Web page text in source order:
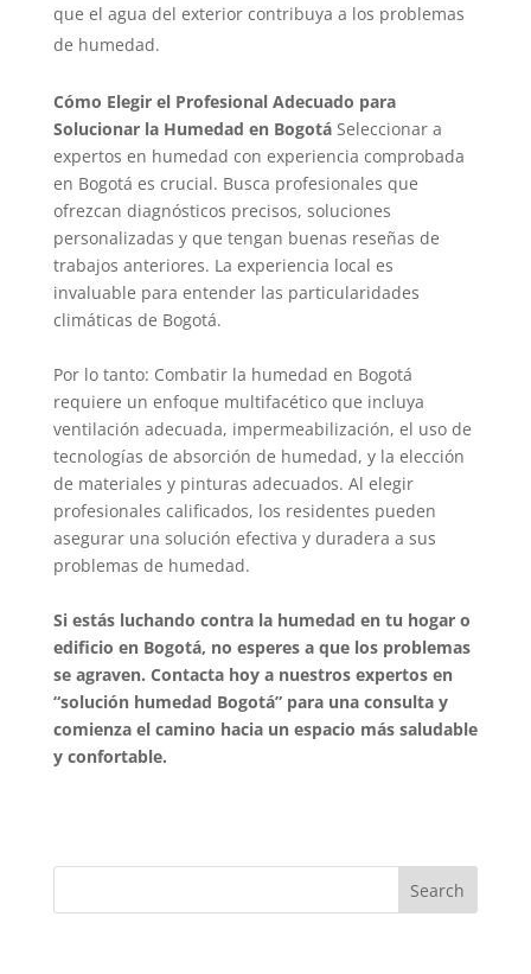
que el agua del exterior contribuya a los problemas
de humedad.
Cómo Elegir el Profesional Adecuado para
Solucionar la Humedad en BogotáSeleccionar a
expertos en humedad con experiencia comprobada
en Bogotá es crucial. Busca profesionales que
ofrezcan diagnósticos precisos, soluciones
personalizadas y que tengan buenas reseñas de
trabajos anteriores. La experiencia local es
invaluable para entender las particularidades
climáticas de Bogotá.
Por lo tanto: Combatir la humedad en Bogotá
requiere un enfoque multifacético que incluya
ventilación adecuada, impermeabilización, el uso de
tecnologías de absorción de humedad, y la elección
de materiales y pinturas adecuados. Al elegir
profesionales calificados, los residentes pueden
asegurar una solución efectiva y duradera a sus
problemas de humedad.
Si estás luchando contra la humedad en tu hogar o
edificio en Bogotá, no esperes a que los problemas
se agraven. Contacta hoy a nuestros expertos en
“solución humedad Bogotá” para una consulta y
comienza el camino hacia un espacio más saludable
y confortable.
Search